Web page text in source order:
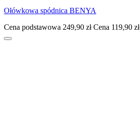
Ołówkowa spódnica BENYA
Cena podstawowa 249,90 złCena 119,90 zł